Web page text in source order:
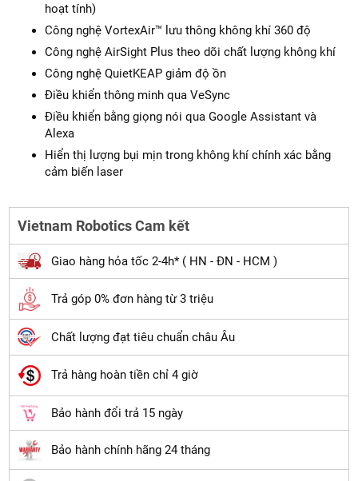
hoạt tính)
Công nghệ VortexAir™ lưu thông không khí 360 độ
Công nghệ AirSight Plus theo dõi chất lượng không khí
Công nghệ QuietKEAP giảm độ ồn
Điều khiển thông minh qua VeSync
Điều khiển bằng giọng nói qua Google Assistant và
Alexa
Hiển thị lượng bụi mịn trong không khí chính xác bằng
cảm biến laser
Vietnam Robotics Cam kết
Giao hàng hỏa tốc 2-4h* ( HN - ĐN - HCM )
Trả góp 0% đơn hàng từ 3 triệu
Chất lượng đạt tiêu chuẩn châu Âu
Trả hàng hoàn tiền chỉ 4 giờ
Bảo hành đổi trả 15 ngày
Bảo hành chính hãng 24 tháng